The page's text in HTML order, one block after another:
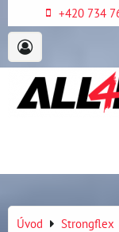
+420 734
Úvod Strongflex